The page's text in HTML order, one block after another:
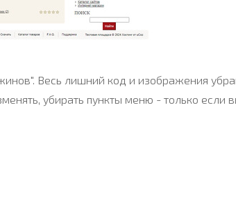
Весь лишний код и изображения
убирать пункты меню - только если